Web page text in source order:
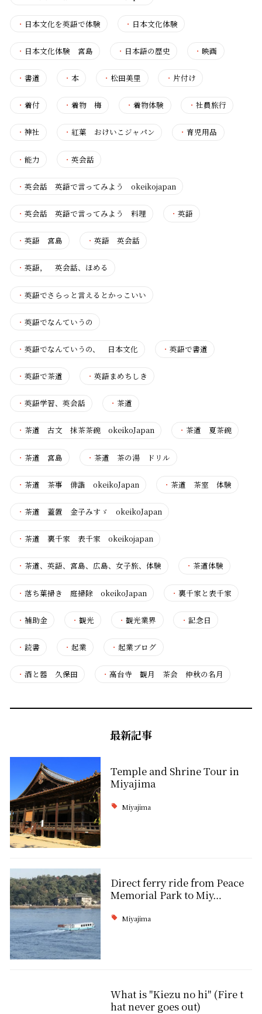
・ 日本文化を英語で体験 ・ 日本文化体験
・ 日本文化体験 宮島 ・ 日本語の歴史 ・映画
・ 書道 ・本 ・ 松田美里 ・ 片付け
・ 着付 ・着物 梅 ・着物体験 ・ 社員旅行
・ 神社 ・紅葉 おけいこジャパン ・育児用品
・ 能力 ・英会話
・ 英会話 英語で言ってみよう okeikojapan
・ 英会話 英語で言ってみよう 料理 ・英語
・ 英語 宮島 ・英語 英会話
・ 英語， 英会話、ほめる
・ 英語でさらっと言えるとかっこいい
・ 英語でなんていうの
・ 英語でなんていうの、 日本文化 ・英語で書道
・ 英語で茶道 ・英語まめちしき
・ 英語学習、英会話 ・茶道
・ 茶道 古文 抹茶茶碗 okeikoJapan ・茶道 夏茶碗
・ 茶道 宮島 ・茶道 茶の湯 ドリル
・ 茶道 茶事 俳諧 okeikoJapan ・茶道 茶室 体験
・ 茶道 蓋置 金子みすゞ okeikoJapan
・ 茶道 裏千家 表千家 okeikojapan
・ 茶道、英語、宮島、広島、女子旅、体験 ・茶道体験
・ 落ち葉掃き 庭掃除 okeikoJapan ・裏千家と表千家
・ 補助金 ・観光 ・観光業界 ・ 記念日
・ 読書 ・起業 ・起業ブログ
・ 酒と器 久保田 ・高台寺 観月 茶会 仲秋の名月
最新記事
Temple and Shrine Tour in
Miyajima
Miyajima
Direct ferry ride from Peace
Memorial Park to Miy…
Miyajima
What is "Kiezu no hi" (Fire t
hat never goes out)